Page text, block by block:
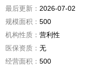
最后更新： 2026-07-02
规模面积：500
机构性质：营利性
医保资质：无
经营面积：500